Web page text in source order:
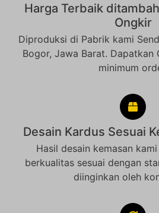
Harga Terbaik
Ongkir
Diproduksi di Pabrik kami
Bogor, Jawa Barat. Dapatkan
minimum
Desain Kardus Sesuai
Hasil desain kemasan
berkualitas sesuai dengan
diinginkan oleh